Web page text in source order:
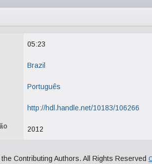
05:23
Brazil
Português
http://hdl.handle.net/10183/106266
2012
Contributing Authors. All Rights Reserved